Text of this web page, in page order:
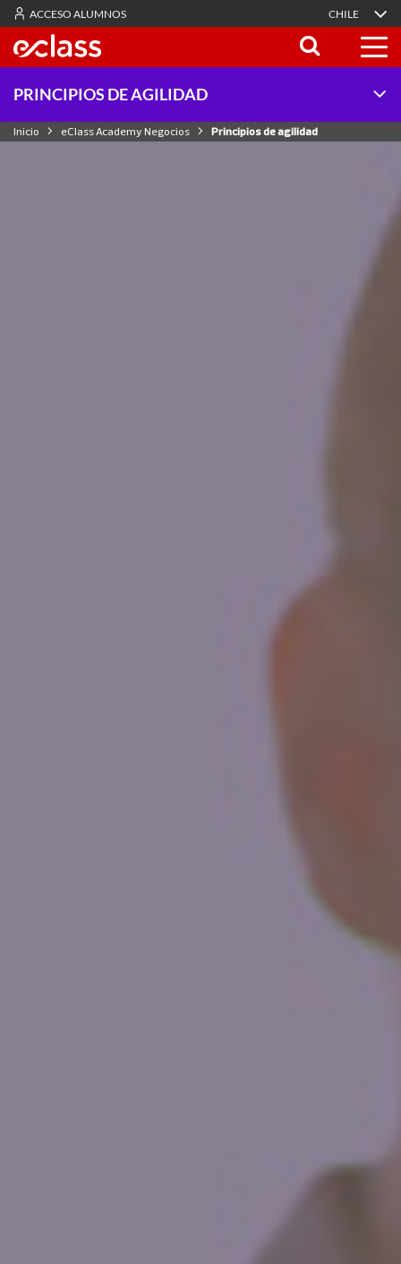
ACCESO ALUMNOS CHILE
PRINCIPIOS DE AGILIDAD
Inicio eClass Academy Negocios Principios de agilidad